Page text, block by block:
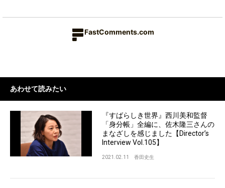
FastComments.com
あわせて読みたい
『すばらしき世界』西川美和監督
「身分帳」全編に、佐木隆三さんの
まなざしを感じました【Director’s
Interview Vol.105】
2021.02.11 香田史生